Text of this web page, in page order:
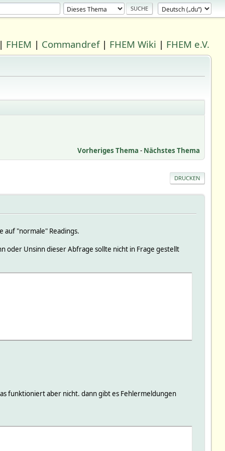
FHEM | Commandref| FHEM Wiki | FHEM e.V.
Vorheriges Thema - Nächstes Thema
DRUCKEN
auf "normale" Readings.
oder Unsinn dieser Abfrage sollte nicht in Frage gestellt
funktioniert aber nicht. dann gibt es Fehlermeldungen